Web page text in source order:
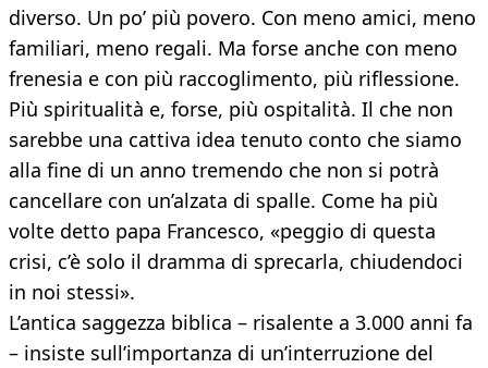
diverso. Un po’ più povero. Con meno amici, meno
familiari, meno regali. Ma forse anche con meno
frenesia e con più raccoglimento, più riflessione.
Più spiritualità e, forse, più ospitalità. Il che non
sarebbe una cattiva idea tenuto conto che siamo
alla fine di un anno tremendo che non si potrà
cancellare con un’alzata di spalle. Come ha più
volte detto papa Francesco, «peggio di questa
crisi, c’è solo il dramma di sprecarla, chiudendoci
in noi stessi».
L’antica saggezza biblica – risalente a 3.000 anni fa
– insiste sull’importanza di un’interruzione del